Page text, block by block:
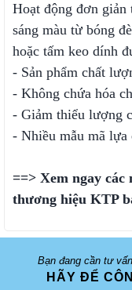
Hoạt động đơn giản
sáng màu từ bóng
hoặc tấm keo dính
- Sản phẩm chất
- Không chứa hóa
- Giảm thiểu lượng
- Nhiều mẫu mã lựa
==> Xem ngay các
thương hiệu KTP
Bạn đang cần tư
HÃY ĐỂ